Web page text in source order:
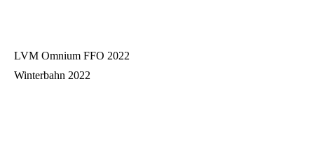
LVM Omnium FFO 2022
Winterbahn 2022